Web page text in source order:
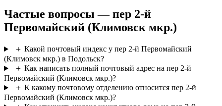
Частые вопросы — пер 2-й
Первомайский (Климовск мкр.)
＋ Какой почтовый индекс у пер 2-й Первомайский
(Климовск мкр.) в Подольск?
＋ Как написать полный почтовый адрес на пер 2-й
Первомайский (Климовск мкр.)?
＋ К какому почтовому отделению относится пер 2-й
Первомайский (Климовск мкр.)?